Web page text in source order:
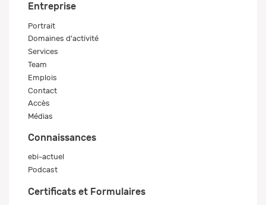
Entreprise
Portrait
Domaines d'activité
Services
Team
Emplois
Contact
Accès
Médias
Connaissances
ebi-actuel
Podcast
Certificats et Formulaires